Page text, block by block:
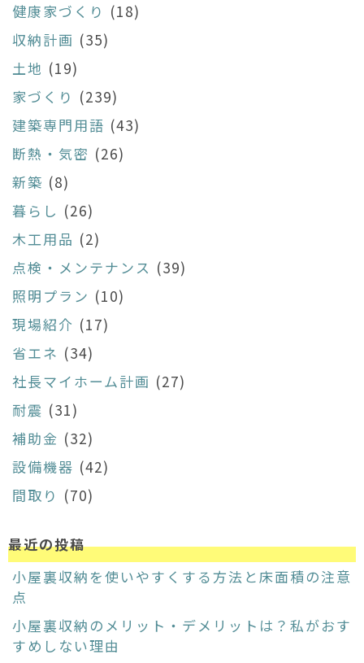
健康家づくり (18)
収納計画 (35)
土地 (19)
家づくり (239)
建築専門用語 (43)
断熱・気密 (26)
新築 (8)
暮らし (26)
木工用品 (2)
点検・メンテナンス (39)
照明プラン (10)
現場紹介 (17)
省エネ (34)
社長マイホーム計画 (27)
耐震 (31)
補助金 (32)
設備機器 (42)
間取り (70)
最近の投稿
小屋裏収納を使いやすくする方法と床面積の注意
点
小屋裏収納のメリット・デメリットは？私がおす
すめしない理由